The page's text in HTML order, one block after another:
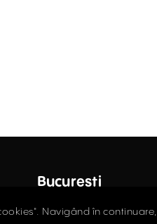
București
Sector 5
Navigând în